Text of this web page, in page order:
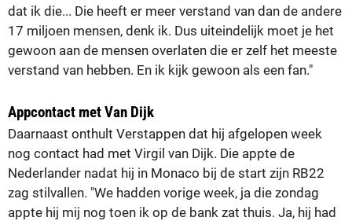
dat ik die... Die heeft er meer verstand van dan de andere
17 miljoen mensen, denk ik. Dus uiteindelijk moet je het
gewoon aan de mensen overlaten die er zelf het meeste
verstand van hebben. En ik kijk gewoon als een fan."
Appcontact met Van Dijk
Daarnaast onthult Verstappen dat hij afgelopen week
nog contact had met Virgil van Dijk. Die appte de
Nederlander nadat hij in Monaco bij de start zijn RB22
zag stilvallen. "We hadden vorige week, ja die zondag
appte hij mij nog toen ik op de bank zat thuis. Ja, hij had